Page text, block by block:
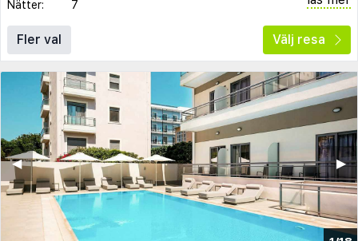
Nätter:
7
Fler val Välj resa
▶︎
◀︎